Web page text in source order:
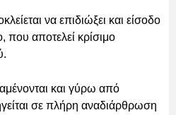
να επιδιώξει και είσοδο
που αποτελεί κρίσιμο
και γύρω από
σε πλήρη αναδιάρθρωση